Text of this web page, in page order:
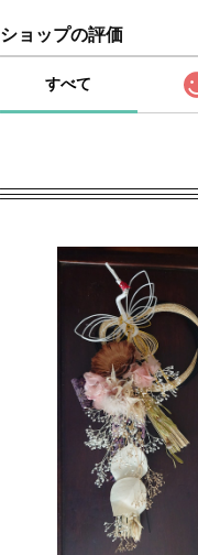
ショップの評価
すべて